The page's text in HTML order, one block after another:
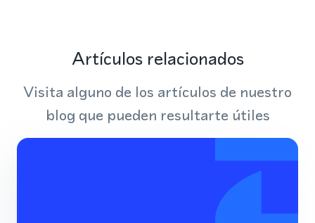
Artículos relacionados
Visita alguno de los artículos de nuestro
blog que pueden resultarte útiles